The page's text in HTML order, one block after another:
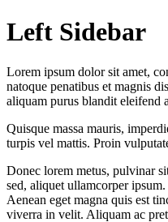
Left Sidebar
Lorem ipsum dolor sit amet,
natoque penatibus et magnis
aliquam purus blandit eleifend
Quisque massa mauris,
turpis vel mattis. Proin
Donec lorem metus, pulvinar
sed, aliquet ullamcorper
Aenean eget magna quis est
viverra in velit. Aliquam ac